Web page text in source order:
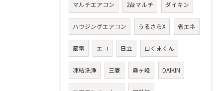
マルチエアコン 2台マルチ ダイキン
ハウジングエアコン うるさらX 省エネ
節電 エコ 日立 白くまくん
凍結洗浄 三菱 霧ヶ峰 DAIKIN